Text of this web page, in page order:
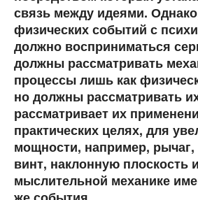
связь между идеями.
физических событий с
должно восприниматься
должны рассматривать
процессы лишь как
но должны рассматривать
рассматривает их
практических целях, для
мощности, например, рычаг,
винт, наклонную плоскость
мыслительной механике